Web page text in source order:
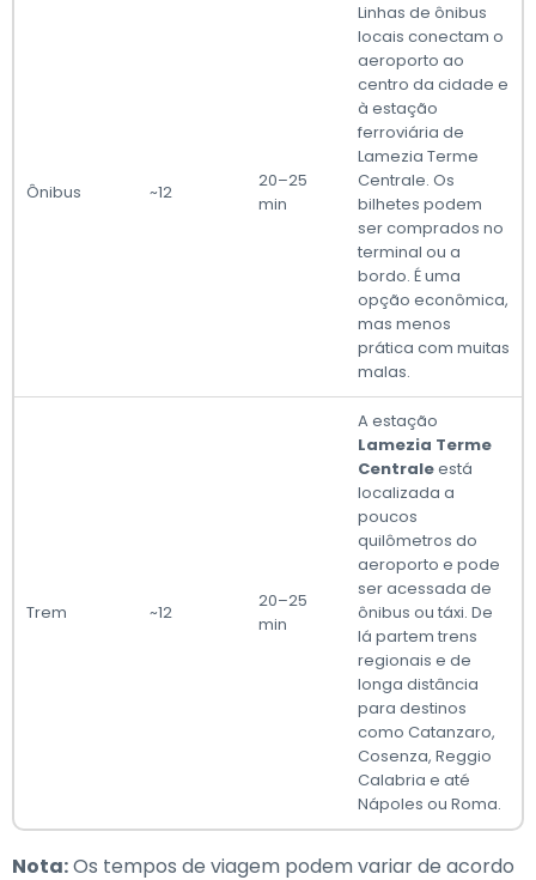
Ônibus ~12
20–25
min
Linhas de ônibus
locais conectam o
aeroporto ao
centro da cidade e
à estação
ferroviária de
Lamezia Terme
Centrale. Os
bilhetes podem
ser comprados no
terminal ou a
bordo. É uma
opção econômica,
mas menos
prática com muitas
malas.
Trem ~12
20–25
min
A estação
Lamezia Terme
Centraleestá
localizada a
poucos
quilômetros do
aeroporto e pode
ser acessada de
ônibus ou táxi. De
lá partem trens
regionais e de
longa distância
para destinos
como Catanzaro,
Cosenza, Reggio
Calabria e até
Nápoles ou Roma.
Nota:Os tempos de viagem podem variar de acordo